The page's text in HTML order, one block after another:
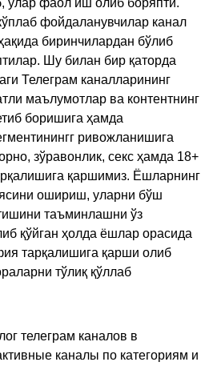
фойдаланувчилар канал
биринчилардан бўлиб
Шу билан бир қаторда
Телеграм каналларининг
маълумотлар ва контентнинг
боришига ҳамда
ривожланишига
зўравонлик, секс ҳамда 18+
қаршимиз. Ёшларнинг
ошириш, уларни бўш
таъминлашни ўз
қўйган ҳолда ёшлар орасида
тарқалишига қарши олиб
тўлиқ қўллаб
телеграм каналов в
каналы по категориям и